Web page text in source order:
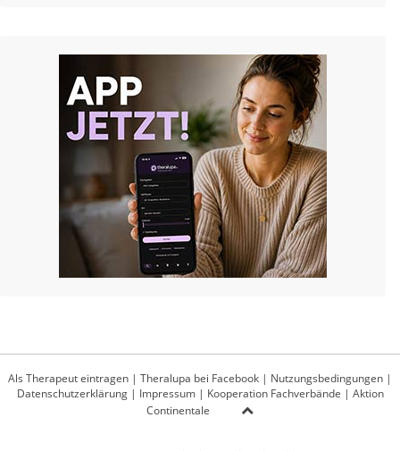
Als Therapeut eintragen | Theralupa bei Facebook | Nutzungsbedingungen |
Datenschutzerklärung| Impressum| Kooperation Fachverbände | Aktion
Continentale